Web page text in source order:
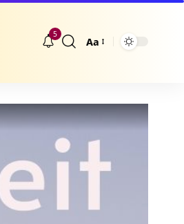
5
Größenänderung
Aa